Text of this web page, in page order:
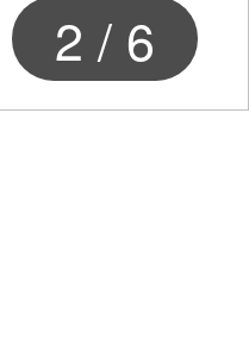
2 / 6